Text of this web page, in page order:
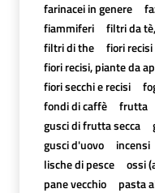
farinacei in genere
fiammiferi
filtri da
filtri di the
fiori
fiori recisi, piante da
fiori secchi e recisi
fondi di caffè
frutta
gusci di frutta secca
gusci d'uovo
incensi
lische di pesce
ossi
pane vecchio
pasta